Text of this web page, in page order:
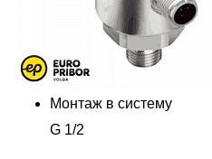
Монтаж в систему
G 1/2